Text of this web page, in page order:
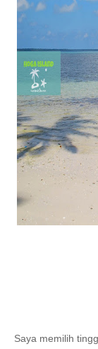
Saya memilih